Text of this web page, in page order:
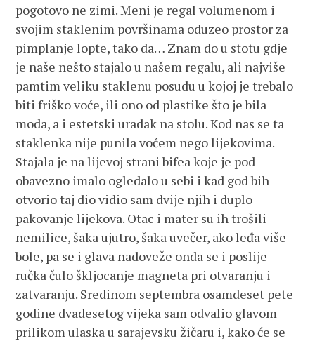
pogotovo ne zimi. Meni je regal volumenom i
svojim staklenim površinama oduzeo prostor za
pimplanje lopte, tako da… Znam do u stotu gdje
je naše nešto stajalo u našem regalu, ali najviše
pamtim veliku staklenu posudu u kojoj je trebalo
biti friško voće, ili ono od plastike što je bila
moda, a i estetski uradak na stolu. Kod nas se ta
staklenka nije punila voćem nego lijekovima.
Stajala je na lijevoj strani bifea koje je pod
obavezno imalo ogledalo u sebi i kad god bih
otvorio taj dio vidio sam dvije njih i duplo
pakovanje lijekova. Otac i mater su ih trošili
nemilice, šaka ujutro, šaka uvečer, ako leđa više
bole, pa se i glava nadoveže onda se i poslije
ručka čulo škljocanje magneta pri otvaranju i
zatvaranju. Sredinom septembra osamdeset pete
godine dvadesetog vijeka sam odvalio glavom
prilikom ulaska u sarajevsku žičaru i, kako će se